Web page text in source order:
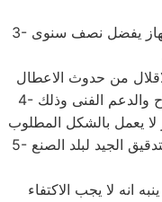
3- تحديد موعد مناسب لعمل فحص للجهاز يفضل نصف سنوى
4- الاختيار الصحيح لمقدم خدمة الاصلاح والدعم الفنى وذلك
5- التأكد من أصلية قطع الغيار وذلك بالتدقيق الجيد لبلد الصنع
انه لا يجب الاكتفاء